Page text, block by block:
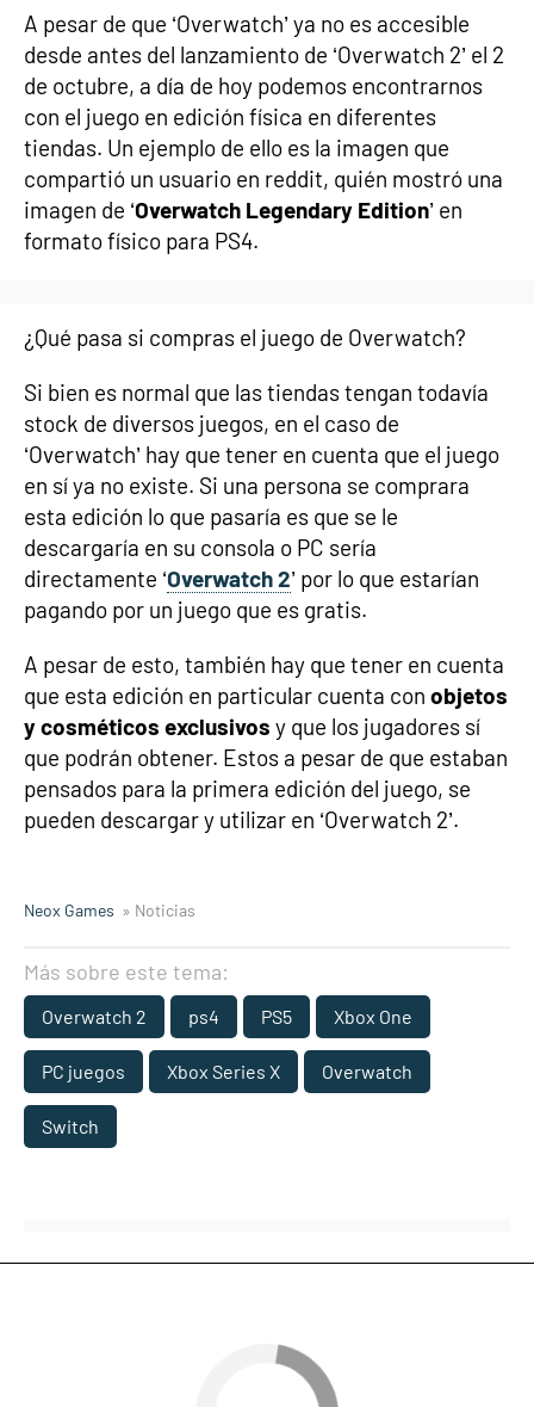
A pesar de que ‘Overwatch’ ya no es accesible
desde antes del lanzamiento de ‘Overwatch 2’ el 2
de octubre, a día de hoy podemos encontrarnos
con el juego en edición física en diferentes
tiendas. Un ejemplo de ello es la imagen que
compartió un usuario en reddit, quién mostró una
imagen de ‘Overwatch Legendary Edition’ en
formato físico para PS4.
¿Qué pasa si compras el juego de Overwatch?
Si bien es normal que las tiendas tengan todavía
stock de diversos juegos, en el caso de
‘Overwatch’ hay que tener en cuenta que el juego
en sí ya no existe. Si una persona se comprara
esta edición lo que pasaría es que se le
descargaría en su consola o PC sería
directamente ‘Overwatch 2’ por lo que estarían
pagando por un juego que es gratis.
A pesar de esto, también hay que tener en cuenta
que esta edición en particular cuenta con objetos
y cosméticos exclusivos y que los jugadores sí
que podrán obtener. Estos a pesar de que estaban
pensados para la primera edición del juego, se
pueden descargar y utilizar en ‘Overwatch 2’.
Neox Games » Noticias
Más sobre este tema:
Overwatch 2 ps4 PS5 Xbox One
PC juegos Xbox Series X Overwatch
Switch